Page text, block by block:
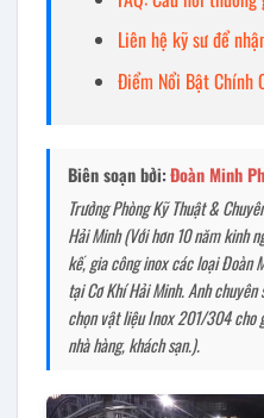
Liên hệ kỹ sư để
Điểm Nổi Bật Chính
Biên soạn bởi:Đoàn Minh
Trưởng Phòng Kỹ Thuật &
Hải Minh (Với hơn 10 năm kinh
kế, gia công inox các loại Đoàn
tại Cơ Khí Hải Minh. Anh
chọn vật liệu Inox 201/304 cho
nhà hàng, khách sạn.).